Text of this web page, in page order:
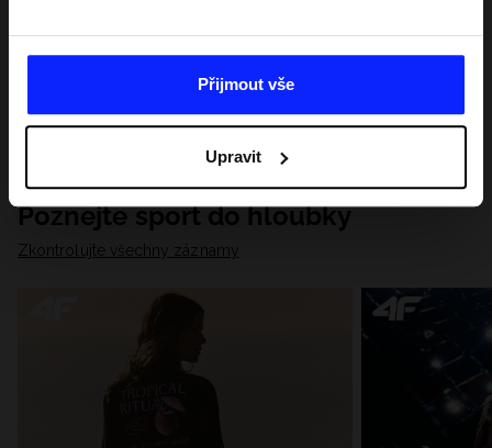
Přijmout vše
Upravit
Poznejte sport do hloubky
Zkontrolujte všechny záznamy